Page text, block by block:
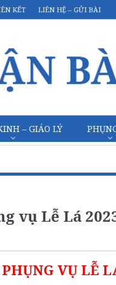
KẾT LIÊN HỆ – GỬI BÀI
– GIÁO LÝ
vụ Lễ Lá
VỤ LỄ